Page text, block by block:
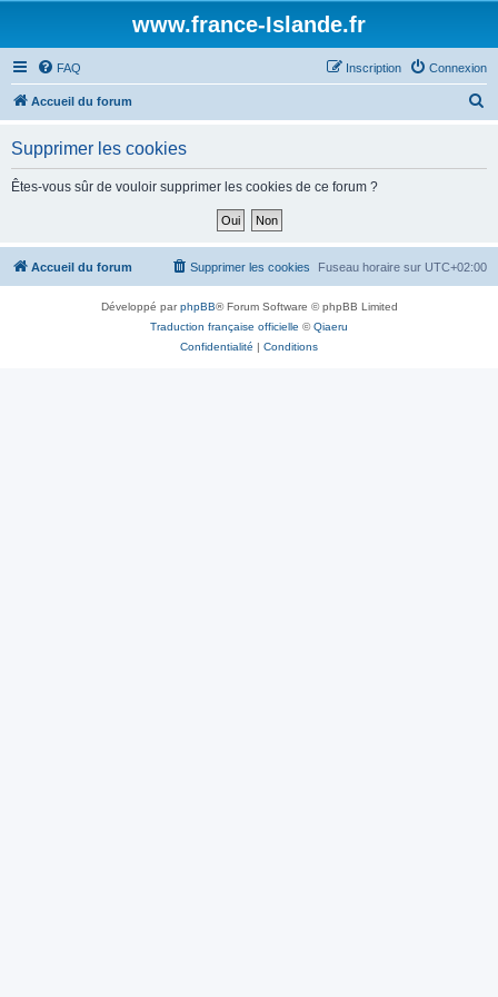
www.france-Islande.fr
FAQ Connexion
Inscription
Accueil du forum
h
Supprimer les cookies
Êtes-vous sûr de vouloir supprimer les cookies de ce forum ?
Accueil du forum Fuseau horaire sur UTC+02:00
Supprimer les cookies
Développé parphpBB® Forum Software © phpBB Limited
Traduction française officielle ©Qiaeru
Confidentialité | Conditions